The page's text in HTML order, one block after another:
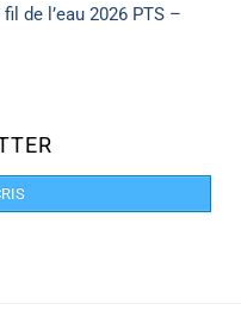
de l’eau 2026 PTS –